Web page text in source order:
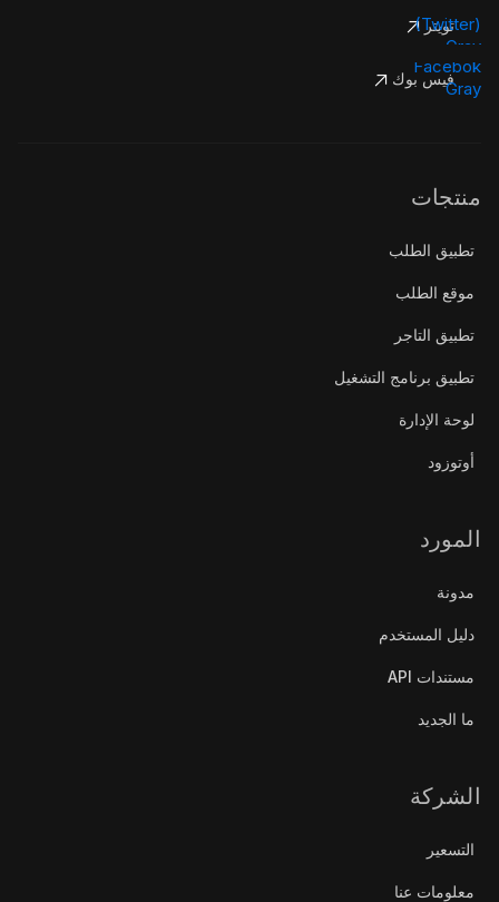
تويتر
فيس بوك
منتجات
تطبيق الطلب
موقع الطلب
تطبيق التاجر
تطبيق برنامج التشغيل
لوحة الإدارة
أوتوزود
المورد
مدونة
دليل المستخدم
مستندات API
ما الجديد
الشركة
التسعير
معلومات عنا